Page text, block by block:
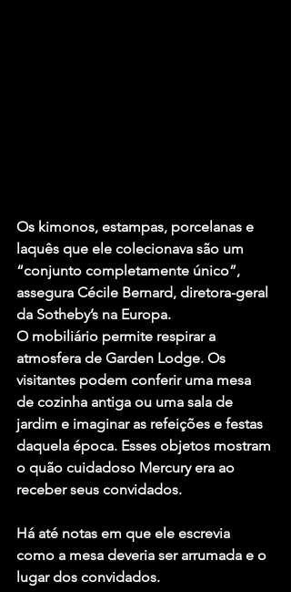
Os kimonos, estampas, porcelanas e
laquês que ele colecionava são um
“conjunto completamente único”,
assegura Cécile Bernard, diretora-geral
da Sotheby’s na Europa.
O mobiliário permite respirar a
atmosfera de Garden Lodge. Os
visitantes podem conferir uma mesa
de cozinha antiga ou uma sala de
jardim e imaginar as refeições e festas
daquela época. Esses objetos mostram
o quão cuidadoso Mercury era ao
receber seus convidados.
Há até notas em que ele escrevia
como a mesa deveria ser arrumada e o
lugar dos convidados.